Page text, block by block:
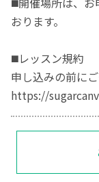
おります。
◼️レッスン規約
申し込みの前に
https://